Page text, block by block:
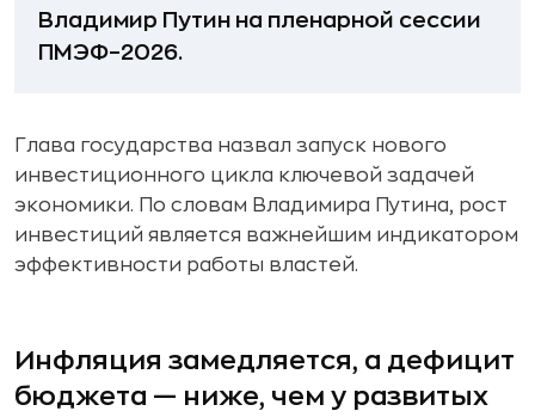
Владимир Путин на пленарной сессии
ПМЭФ–2026.
Глава государства назвал запуск нового
инвестиционного цикла ключевой задачей
экономики. По словам Владимира Путина, рост
инвестиций является важнейшим индикатором
эффективности работы властей.
Инфляция замедляется, а дефицит
бюджета — ниже, чем у развитых